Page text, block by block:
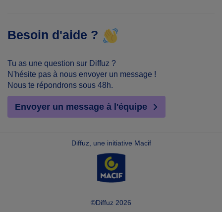
Besoin d'aide ?
Tu as une question sur Diffuz ?
N'hésite pas à nous envoyer un message !
Nous te répondrons sous 48h.
Envoyer un message à l'équipe
Diffuz, une initiative Macif
©Diffuz 2026